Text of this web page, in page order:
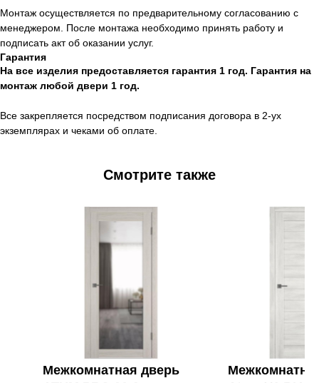
Монтаж осуществляется по предварительному согласованию с
менеджером. После монтажа необходимо принять работу и
подписать акт об оказании услуг.
Гарантия
На все изделия предоставляется гарантия 1 год. Гарантия на
монтаж любой двери 1 год.
Все закрепляется посредством подписания договора в 2-ух
экземплярах и чеками об оплате.
Смотрите также
Межкомнатная дверь